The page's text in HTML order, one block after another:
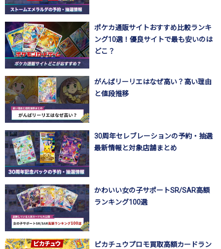
ポケカ通販サイトおすすめ比較ランキ
ング10選！優良サイトで最も安いのは
どこ？
がんばリーリエはなぜ高い？高い理由
と値段推移
30周年セレブレーションの予約・抽選
最新情報と対象店舗まとめ
かわいい女の子サポートSR/SAR高額
ランキング100選
ピカチュウプロモ買取高額カードラン